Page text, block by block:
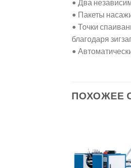
• Два
• Пакеты
• Точки
благодаря
•
ПОХОЖЕЕ